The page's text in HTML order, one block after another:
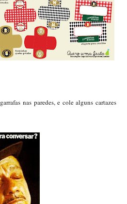
nas paredes, e cole alguns cartazes